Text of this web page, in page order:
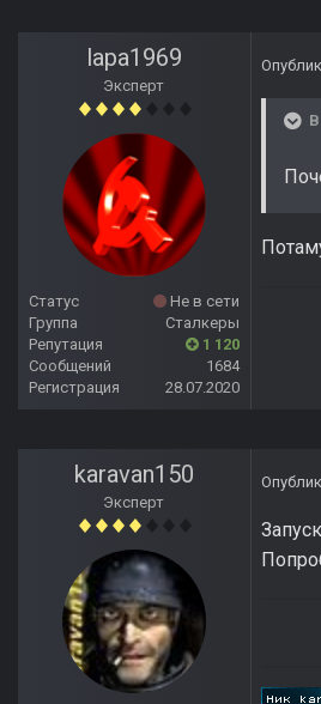
lapa1969
Эксперт
Статус
Не в сети
Группа
Сталкеры
Репутация
1 120
Сообщений
1684
Регистрация
28.07.2020
karavan150
Эксперт